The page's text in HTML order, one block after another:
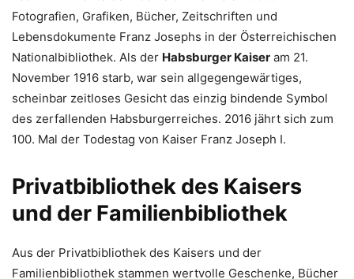
Fotografien, Grafiken, Bücher, Zeitschriften und
Lebensdokumente Franz Josephs in der Österreichischen
Nationalbibliothek. Als der Habsburger Kaiser am 21.
November 1916 starb, war sein allgegengewärtiges,
scheinbar zeitloses Gesicht das einzig bindende Symbol
des zerfallenden Habsburgerreiches. 2016 jährt sich zum
100. Mal der Todestag von Kaiser Franz Joseph I.
Privatbibliothek des Kaisers
und der Familienbibliothek
Aus der Privatbibliothek des Kaisers und der
Familienbibliothek stammen wertvolle Geschenke, Bücher